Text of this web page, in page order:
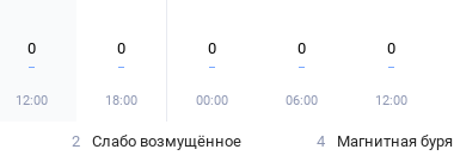
0
12:00
0
18:00
0
00:00
0
06:00
0
12:00
2
Слабо возмущённое
4
Магнитная буря